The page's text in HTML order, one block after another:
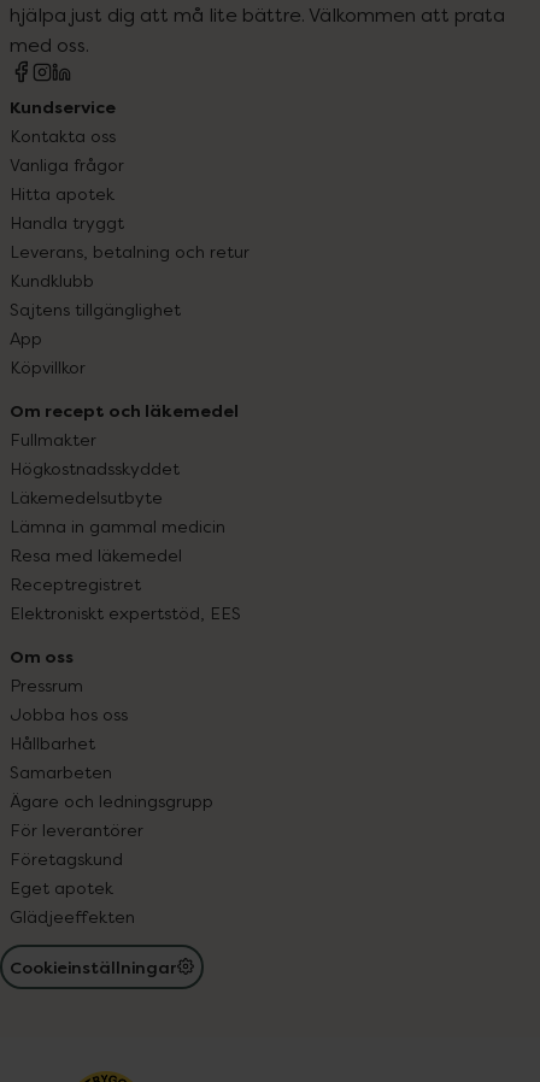
hjälpa just dig att må lite bättre. Välkommen att prata
med oss.
Kundservice
Kontakta oss
Vanliga frågor
Hitta apotek
Handla tryggt
Leverans, betalning och retur
Kundklubb
Sajtens tillgänglighet
App
Köpvillkor
Om recept och läkemedel
Fullmakter
Högkostnadsskyddet
Läkemedelsutbyte
Lämna in gammal medicin
Resa med läkemedel
Receptregistret
Elektroniskt expertstöd, EES
Om oss
Pressrum
Jobba hos oss
Hållbarhet
Samarbeten
Ägare och ledningsgrupp
För leverantörer
Företagskund
Eget apotek
Glädjeeffekten
Cookieinställningar